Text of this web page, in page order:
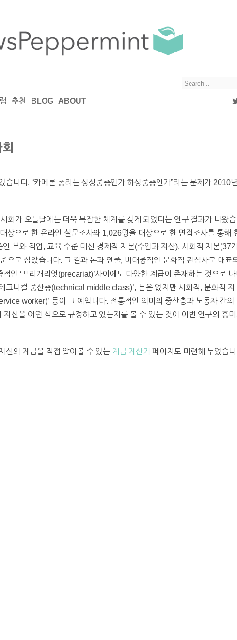
추천 BLOG ABOUT
니다. “카메론 총리는 상상중층인가 하상중층인가”라는 문제가 2010
회가 오늘날에는 더욱 복잡한 체계를 갖게 되었다는 연구 결과가 나왔
상으로 한 온라인 설문조사와 1,026명을 대상으로 한 면접조사를 통해
부와 직업, 교육 수준 대신 경제적 자본(수입과 자산), 사회적 자본(37
으로 삼았습니다. 그 결과 돈과 연줄, 비대중적인 문화적 관심사로 대표
인 ‘프리캐리엇(precariat)’사이에도 다양한 계급이 존재하는 것으로
크니컬 중산층(technical middle class)’, 돈은 없지만 사회적, 문화적 자
worker)’ 등이 그 예입니다. 전통적인 의미의 중산층과 노동자 간의
신을 어떤 식으로 규정하고 있는지를 볼 수 있는 것이 이번 연구의 흥미
신의 계급을 직접 알아볼 수 있는 계급 계산기 페이지도 마련해 두었습